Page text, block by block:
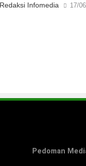
Redaksi Infomedia 17/
Pedoman